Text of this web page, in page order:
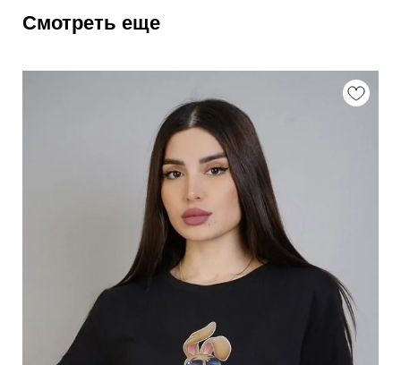
Смотреть еще